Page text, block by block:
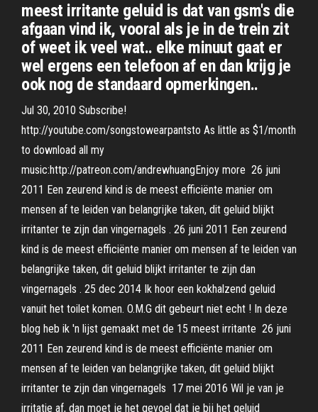
meest irritante geluid is dat van gsm's die
afgaan vind ik, vooral als je in de trein zit
of weet ik veel wat.. elke minuut gaat er
wel ergens een telefoon af en dan krijg je
ook nog de standaard opmerkingen..
Jul 30, 2010 Subscribe!
http://youtube.com/songstowearpantsto As little as $1/month
to download all my
music:http://patreon.com/andrewhuangEnjoy more 26 juni
2011 Een zeurend kind is de meest efficiënte manier om
mensen af te leiden van belangrijke taken, dit geluid blijkt
irritanter te zijn dan vingernagels . 26 juni 2011 Een zeurend
kind is de meest efficiënte manier om mensen af te leiden van
belangrijke taken, dit geluid blijkt irritanter te zijn dan
vingernagels . 25 dec 2014 Ik hoor een kokhalzend geluid
vanuit het toilet komen. O.M.G dit gebeurt niet echt ! In deze
blog heb ik 'n lijst gemaakt met de 15 meest irritante 26 juni
2011 Een zeurend kind is de meest efficiënte manier om
mensen af te leiden van belangrijke taken, dit geluid blijkt
irritanter te zijn dan vingernagels 17 mei 2016 Wil je van je
irritatie af, dan moet je het gevoel dat je bij het geluid